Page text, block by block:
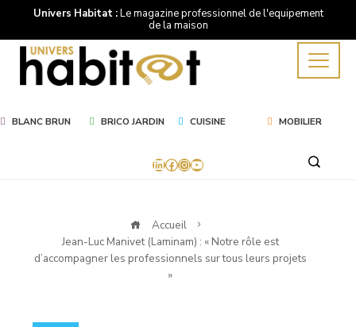
Univers Habitat :Le magazine professionnel de l'equipement
de la maison
BLANC BRUN BRICO JARDIN CUISINE MOBILIER
LinkedIn
Facebook
Instagram
YouTube
Accueil
Jean-Luc Manivet (Laminam) : « Notre rôle est
d’accompagner les professionnels sur tous leurs projets
»